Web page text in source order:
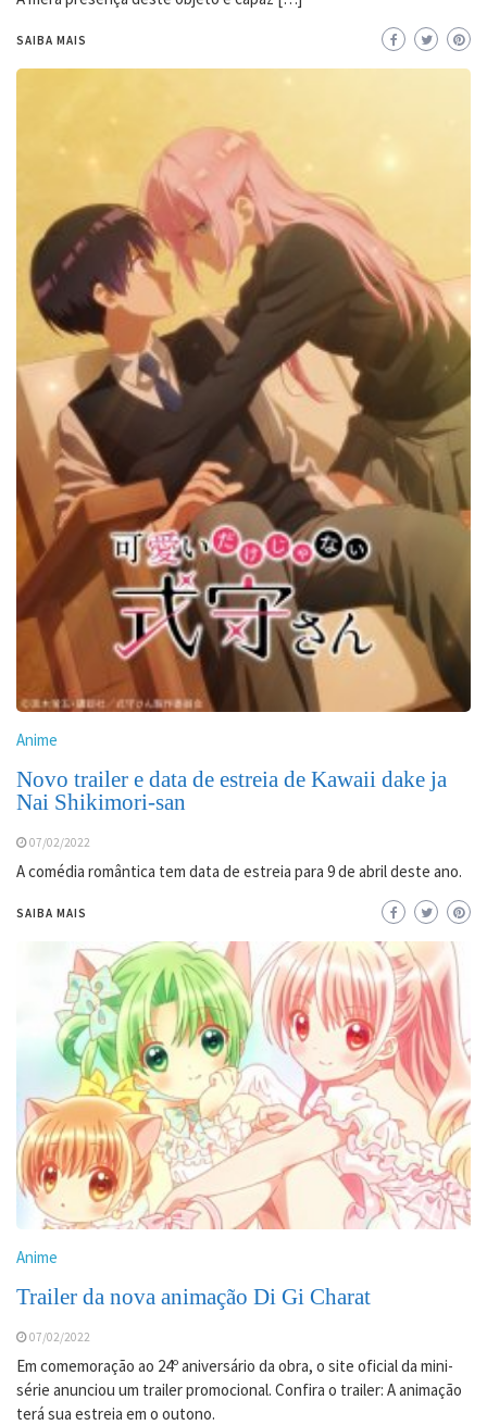
SAIBA MAIS
Anime
Novo trailer e data de estreia de Kawaii dake ja
Nai Shikimori-san
07/02/2022
A comédia romântica tem data de estreia para 9 de abril deste ano.
SAIBA MAIS
Anime
Trailer da nova animação Di Gi Charat
07/02/2022
Em comemoração ao 24º aniversário da obra, o site oficial da mini-
série anunciou um trailer promocional. Confira o trailer: A animação
terá sua estreia em o outono.